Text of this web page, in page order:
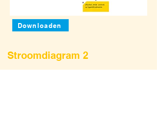
Downloaden
Stroomdiagram 2